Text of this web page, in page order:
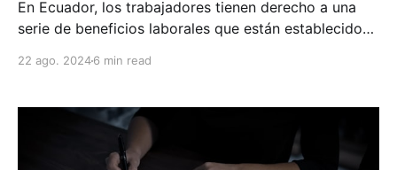
En Ecuador, los trabajadores tienen derecho a una
serie de beneficios laborales que están establecidos
A continuación, te detallo los principales beneficios a
derecho a recibir al
22 ago. 20246 min read